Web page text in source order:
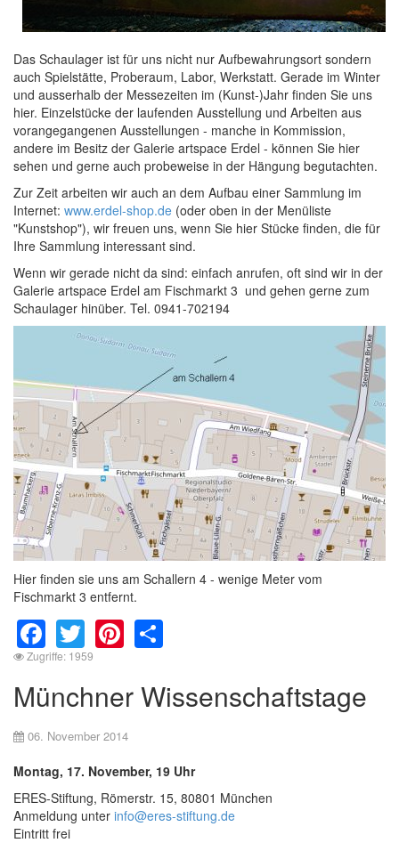
Das Schaulager ist für uns nicht nur Aufbewahrungsort sondern
auch Spielstätte, Proberaum, Labor, Werkstatt. Gerade im Winter
und ausserhalb der Messezeiten im (Kunst-)Jahr finden Sie uns
hier. Einzelstücke der laufenden Ausstellung und Arbeiten aus
vorangegangenen Ausstellungen - manche in Kommission,
andere im Besitz der Galerie artspace Erdel - können Sie hier
sehen und gerne auch probeweise in der Hängung begutachten.
Zur Zeit arbeiten wir auch an dem Aufbau einer Sammlung im
Internet: www.erdel-shop.de (oder oben in der Menüliste
"Kunstshop"), wir freuen uns, wenn Sie hier Stücke finden, die für
Ihre Sammlung interessant sind.
Wenn wir gerade nicht da sind: einfach anrufen, oft sind wir in der
Galerie artspace Erdel am Fischmarkt 3 und gehen gerne zum
Schaulager hinüber. Tel. 0941-702194
Hier finden sie uns am Schallern 4 - wenige Meter vom
Fischmarkt 3 entfernt.
Facebook
TwitterPinterest
Zugriffe: 1959
Münchner Wissenschaftstage
06. November 2014
Montag, 17. November, 19 Uhr
ERES-Stiftung, Römerstr. 15, 80801 München
Anmeldung unter info@eres-stiftung.de
Eintritt frei